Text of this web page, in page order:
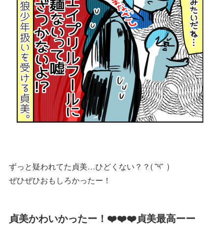
ずっと疑われてた貞美…ひどくない？？( ˘༥˘ )
ぜひぜひおもしろかったー！
貞美かわいかったー！❤️❤️❤️貞美最高ーー